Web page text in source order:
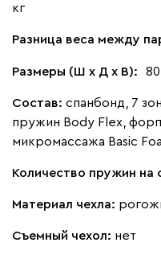
кг
Разница веса между
Размеры (Ш х Д х В):
Состав: спанбонд, 7
пружин Body Flex,
микромассажа Basic
Количество пружин на
Материал чехла:
Съемный чехол: нет